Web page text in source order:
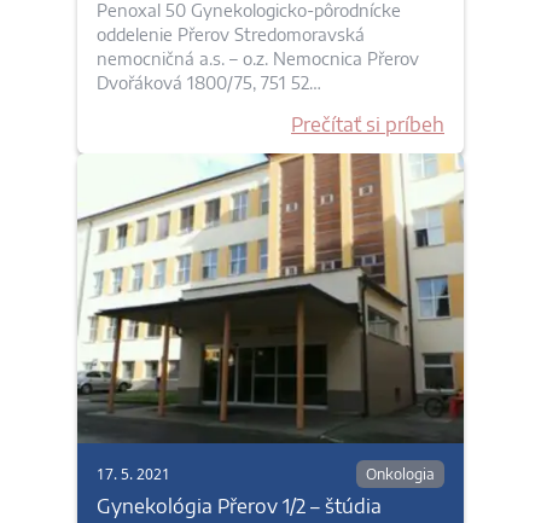
Penoxal 50 Gynekologicko-pôrodnícke
oddelenie Přerov Stredomoravská
nemocničná a.s. – o.z. Nemocnica Přerov
Dvořáková 1800/75, 751 52…
Prečítať si príbeh
17. 5. 2021 Onkologia
Gynekológia Přerov 1/2 – štúdia